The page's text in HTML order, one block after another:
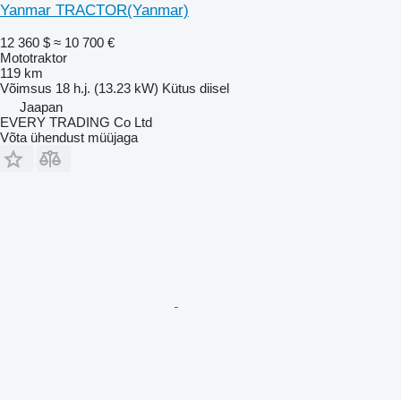
Yanmar TRACTOR(Yanmar)
12 360 $ ≈ 10 700 €
Mototraktor
119 km
Võimsus 18 h.j. (13.23 kW) Kütus diisel
Jaapan
EVERY TRADING Co Ltd
Võta ühendust müüjaga